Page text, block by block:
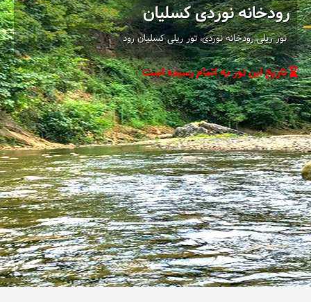
رودخانه نوردی کسلیان
نور ریلی رودخانه نوردی، تور ریلی کسلیان رود
تاریخ این تور به اتمام رسیده است